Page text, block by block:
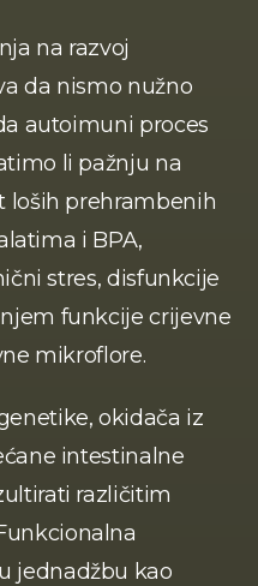
na razvoj
da nismo nužno
autoimuni proces
li pažnju na
loših prehrambenih
i BPA,
stres, disfunkcije
funkcije crijevne
mikroflore.
okidača iz
intestinalne
različitim
jednadžbu kao